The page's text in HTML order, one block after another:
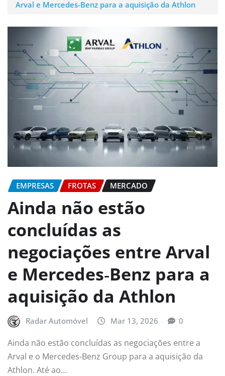
Arval e Mercedes‑Benz para a aquisição da Athlon
EMPRESAS FROTAS MERCADO
Ainda não estão
concluídas as
negociações entre Arval
e Mercedes‑Benz para a
aquisição da Athlon
Radar Automóvel Mar 13, 2026 0
Ainda não estão concluídas as negociações entre a
Arval e o Mercedes-Benz Group para a aquisição da
Athlon. Até ao…